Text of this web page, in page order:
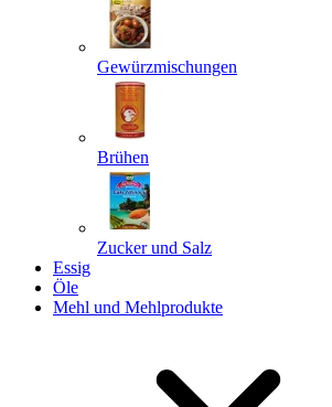
Gewürzmischungen
Brühen
Zucker und Salz
Essig
Öle
Mehl und Mehlprodukte